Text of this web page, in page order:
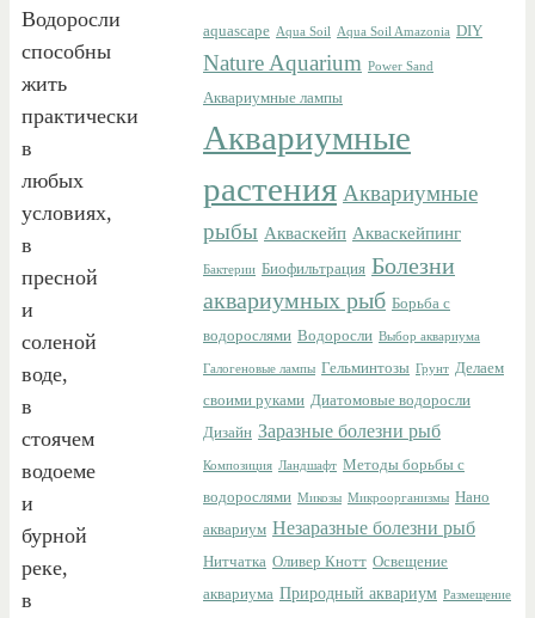
Водоросли
способны
жить
практически
в
любых
условиях,
в
пресной
и
соленой
воде,
в
стоячем
водоеме
и
бурной
реке,
в
aquascape Aqua Soil Aqua Soil Amazonia DIY
Nature Aquarium Power Sand
Аквариумные лампы
Аквариумные
растения Аквариумные
рыбы Акваскейп Акваскейпинг
Бактерии Биофильтрация Болезни
аквариумных рыб Борьба с
водорослями Водоросли Выбор аквариума
Галогеновые лампы Гельминтозы Грунт Делаем
своими руками Диатомовые водоросли
Дизайн Заразные болезни рыб
Композиция Ландшафт Методы борьбы с
водорослями Микозы Микроорганизмы Нано
аквариум Незаразные болезни рыб
Нитчатка Оливер Кнотт Освещение
аквариума Природный аквариум Размещение